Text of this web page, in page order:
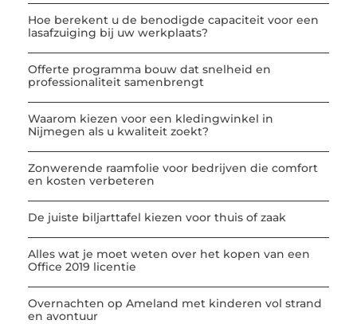
Hoe berekent u de benodigde capaciteit voor een
lasafzuiging bij uw werkplaats?
Offerte programma bouw dat snelheid en
professionaliteit samenbrengt
Waarom kiezen voor een kledingwinkel in
Nijmegen als u kwaliteit zoekt?
Zonwerende raamfolie voor bedrijven die comfort
en kosten verbeteren
De juiste biljarttafel kiezen voor thuis of zaak
Alles wat je moet weten over het kopen van een
Office 2019 licentie
Overnachten op Ameland met kinderen vol strand
en avontuur